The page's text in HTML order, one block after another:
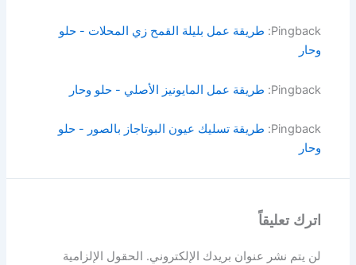
Pingback: طريقة عمل بليلة القمح زي المحلات - حلو
وحار
Pingback: طريقة عمل المايونيز الأصلي - حلو وحار
Pingback: طريقة تسليك عيون البوتاجاز بالصور - حلو
وحار
اترك تعليقاً
لن يتم نشر عنوان بريدك الإلكتروني. الحقول الإلزامية